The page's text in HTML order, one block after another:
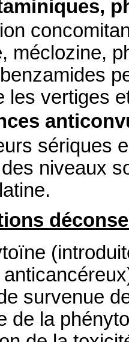
méclozine,
les vertiges
sériques
niveaux
survenue
de la